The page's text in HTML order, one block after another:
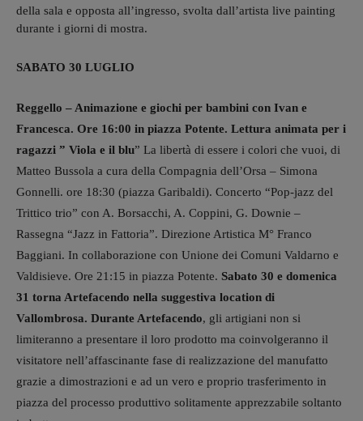
della sala e opposta all’ingresso, svolta dall’artista live painting
durante i giorni di mostra.
SABATO 30 LUGLIO
Reggello – Animazione e giochi per bambini con Ivan e
Francesca. Ore 16:00 in piazza Potente. Lettura animata per i
ragazzi ” Viola e il blu” La libertà di essere i colori che vuoi, di
Matteo Bussola a cura della Compagnia dell’Orsa – Simona
Gonnelli. ore 18:30 (piazza Garibaldi). Concerto “Pop-jazz del
Trittico trio” con A. Borsacchi, A. Coppini, G. Downie –
Rassegna “Jazz in Fattoria”. Direzione Artistica M° Franco
Baggiani. In collaborazione con Unione dei Comuni Valdarno e
Valdisieve. Ore 21:15 in piazza Potente. Sabato 30 e domenica
31 torna Artefacendo nella suggestiva location di
Vallombrosa. Durante Artefacendo, gli artigiani non si
limiteranno a presentare il loro prodotto ma coinvolgeranno il
visitatore nell’affascinante fase di realizzazione del manufatto
grazie a dimostrazioni e ad un vero e proprio trasferimento in
piazza del processo produttivo solitamente apprezzabile soltanto